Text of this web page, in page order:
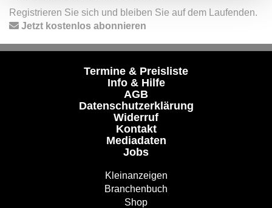
Registrieren Sie sich und bleiben Sie auf dem Laufenden.
Jetzt kostenlos abonnieren
Termine & Preisliste
Info & Hilfe
AGB
Datenschutzerklärung
Widerruf
Kontakt
Mediadaten
Jobs
Kleinanzeigen
Branchenbuch
Shop